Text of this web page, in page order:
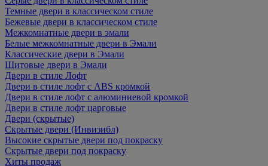
Темные двери в классическом стиле
Бежевые двери в классическом стиле
Межкомнатные двери в эмали
Белые межкомнатные двери в Эмали
Классические двери в Эмали
Щитовые двери в Эмали
Двери в стиле Лофт
Двери в стиле лофт с ABS кромкой
Двери в стиле лофт с алюминиевой кромкой
Двери в стиле лофт царговые
Двери (скрытые)
Скрытые двери (Инвизибл)
Высокие скрытые двери под покраску
Скрытые двери под покраску
Хиты продаж